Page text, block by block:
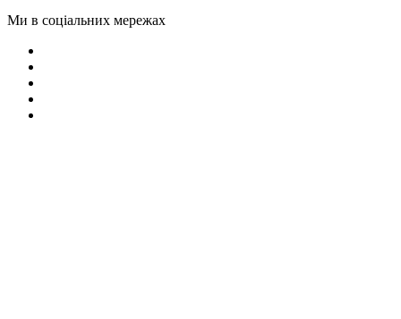
Ми в соціальних мережах